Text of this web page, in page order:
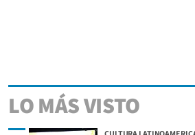
LO MÁS VISTO